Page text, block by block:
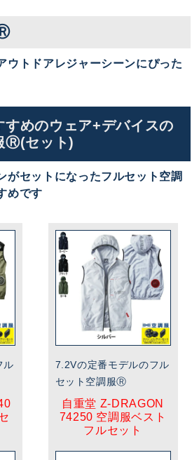
ウトドアレジャーシーンにぴった
すめのウェア+デバイスの
Ⓡ(セット)
がセットになったフルセット空調
めです
ル
7.2Vの定番モデルのフル
セット空調服Ⓡ
自重堂 Z-DRAGON
74250 空調服ベスト
フルセット